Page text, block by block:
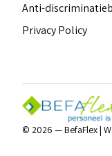
Anti-
Privacy Policy
© 2026 — BefaFlex |